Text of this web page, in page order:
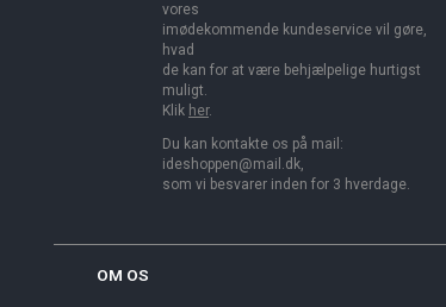
vores
imødekommende kundeservice vil gøre,
hvad
de kan for at være behjælpelige hurtigst
muligt.
Klik her.
Du kan kontakte os på mail:
ideshoppen@mail.dk,
som vi besvarer inden for 3 hverdage.
OM OS